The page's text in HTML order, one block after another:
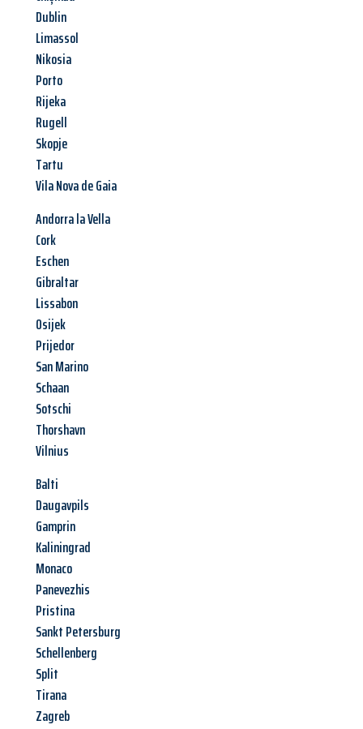
Dublin
Limassol
Nikosia
Porto
Rijeka
Rugell
Skopje
Tartu
Vila Nova de Gaia
Andorra la Vella
Cork
Eschen
Gibraltar
Lissabon
Osijek
Prijedor
San Marino
Schaan
Sotschi
Thorshavn
Vilnius
Balti
Daugavpils
Gamprin
Kaliningrad
Monaco
Panevezhis
Pristina
Sankt Petersburg
Schellenberg
Split
Tirana
Zagreb